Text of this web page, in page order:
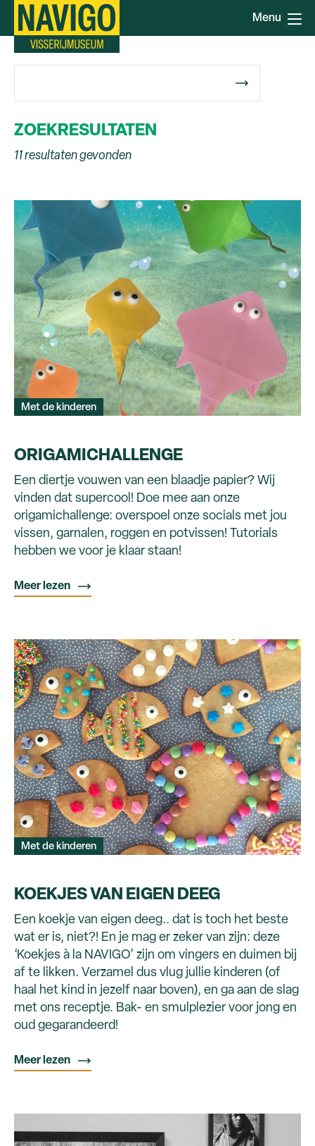
Overslaan
Menu
ZOEKRESULTATEN
11 resultaten gevonden
Met de kinderen
ORIGAMICHALLENGE
Een diertje vouwen van een blaadje papier? Wij
vinden dat supercool! Doe mee aan onze
origamichallenge: overspoel onze socials met jou
vissen, garnalen, roggen en potvissen! Tutorials
hebben we voor je klaar staan!
Meer lezen
Met de kinderen
KOEKJES VAN EIGEN DEEG
Een koekje van eigen deeg.. dat is toch het beste
wat er is, niet?! En je mag er zeker van zijn: deze
‘Koekjes à la NAVIGO’ zijn om vingers en duimen bij
af te likken. Verzamel dus vlug jullie kinderen (of
haal het kind in jezelf naar boven), en ga aan de slag
met ons receptje. Bak- en smulplezier voor jong en
oud gegarandeerd!
Meer lezen